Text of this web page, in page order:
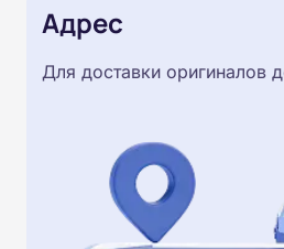
Адрес
Для доставки оригиналов